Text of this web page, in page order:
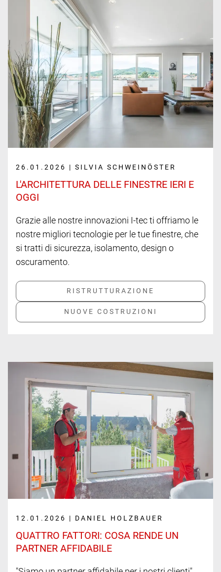
26.01.2026 | SILVIA SCHWEINÖSTER
L'ARCHITETTURA DELLE FINESTRE IERI E
OGGI
Grazie alle nostre innovazioni I-tec ti offriamo le
nostre migliori tecnologie per le tue finestre, che
si tratti di sicurezza, isolamento, design o
oscuramento.
12.01.2026 | DANIEL HOLZBAUER
QUATTRO FATTORI: COSA RENDE UN
PARTNER AFFIDABILE